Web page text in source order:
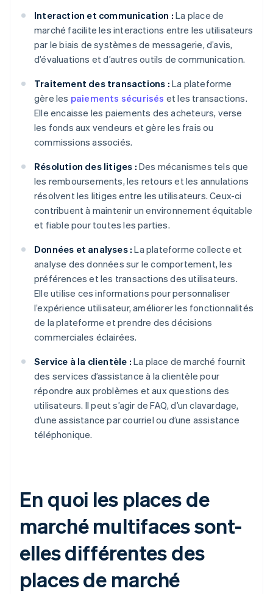
Interaction et communication : La place de
marché facilite les interactions entre les utilisateurs
par le biais de systèmes de messagerie, d’avis,
d’évaluations et d’autres outils de communication.
Traitement des transactions : La plateforme
gère les paiements sécurisés et les transactions.
Elle encaisse les paiements des acheteurs, verse
les fonds aux vendeurs et gère les frais ou
commissions associés.
Résolution des litiges : Des mécanismes tels que
les remboursements, les retours et les annulations
résolvent les litiges entre les utilisateurs. Ceux-ci
contribuent à maintenir un environnement équitable
et fiable pour toutes les parties.
Données et analyses : La plateforme collecte et
analyse des données sur le comportement, les
préférences et les transactions des utilisateurs.
Elle utilise ces informations pour personnaliser
l’expérience utilisateur, améliorer les fonctionnalités
de la plateforme et prendre des décisions
commerciales éclairées.
Service à la clientèle : La place de marché fournit
des services d’assistance à la clientèle pour
répondre aux problèmes et aux questions des
utilisateurs. Il peut s’agir de FAQ, d’un clavardage,
d’une assistance par courriel ou d’une assistance
téléphonique.
En quoi les places de
marché multifaces sont-
elles différentes des
places de marché